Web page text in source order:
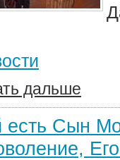
дальше
есть Сын